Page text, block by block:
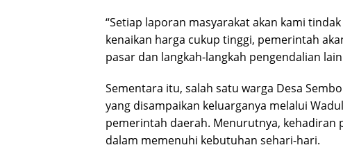
“Setiap laporan masyarakat akan kami
kenaikan harga cukup tinggi, pemerintah
pasar dan langkah-langkah pengendalian
Sementara itu, salah satu warga Desa
yang disampaikan keluarganya melalui
pemerintah daerah. Menurutnya,
dalam memenuhi kebutuhan sehari-hari.